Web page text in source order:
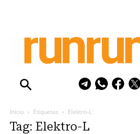
Inicio Etiquetas Elektro-L
Tag: Elektro-L